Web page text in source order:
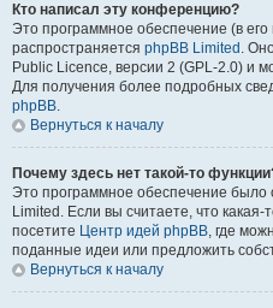
Кто написал эту конференцию?
Это программное обеспечение (в
распространяется phpBB Limited .
Public Licence, версии 2 (GPL-2.0) и
Для получения более подробных
phpBB.
Вернуться к началу
Почему здесь нет такой-то
Это программное обеспечение было
Limited. Если вы считаете, что
посетите Центр идей phpBB, где
поданные идеи или предложить
Вернуться к началу